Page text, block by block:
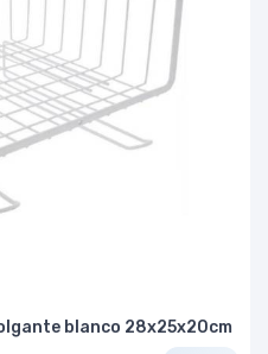
blanco 28x25x20cm